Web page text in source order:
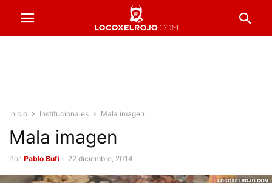
Inicio Institucionales Mala imagen
Mala imagen
Por Pablo Bufi - 22 diciembre, 2014